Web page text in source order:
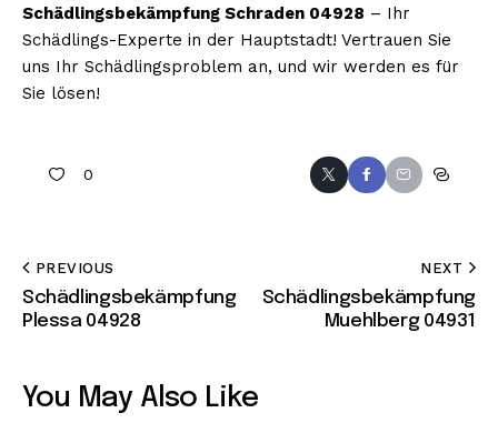
Schädlingsbekämpfung Schraden 04928 – Ihr
Schädlings-Experte in der Hauptstadt! Vertrauen Sie
uns Ihr Schädlingsproblem an, und wir werden es für
Sie lösen!
0
PREVIOUS
Schädlingsbekämpfung
Plessa 04928
NEXT
Schädlingsbekämpfung
Muehlberg 04931
You May Also Like